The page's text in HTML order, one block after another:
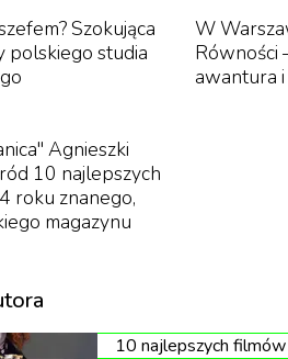
Szokująca
polskiego studia
W
Równości
awantura
Agnieszki
10 najlepszych
roku znanego,
magazynu
10 najlepszych